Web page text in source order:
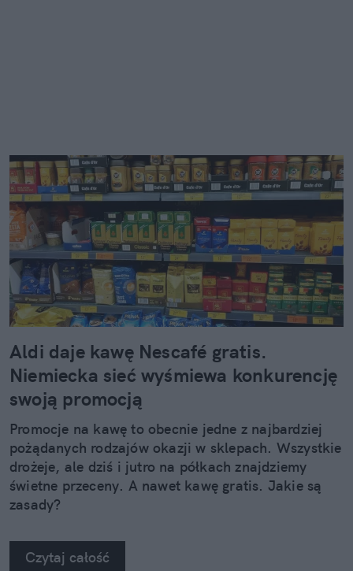
Aldi daje kawę Nescafé gratis.
Niemiecka sieć wyśmiewa konkurencję
swoją promocją
Promocje na kawę to obecnie jedne z najbardziej
pożądanych rodzajów okazji w sklepach. Wszystkie
drożeje, ale dziś i jutro na półkach znajdziemy
świetne przeceny. A nawet kawę gratis. Jakie są
zasady?
Czytaj całość